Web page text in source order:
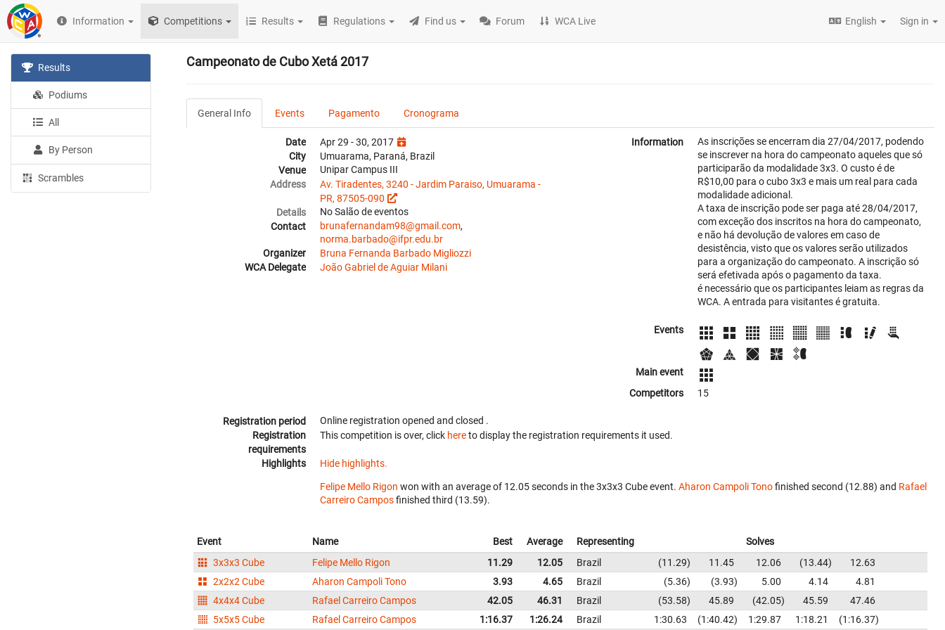
Information Competitions Results Regulations Find us Forum WCA Live English Sign in
Results
Podiums
All
By Person
Scrambles
Campeonato de Cubo Xetá 2017
General Info Events Pagamento Cronograma
Date
Apr 29 - 30, 2017
City
Umuarama, Paraná, Brazil
Venue
Unipar Campus III
Address
Av. Tiradentes, 3240 - Jardim Paraiso, Umuarama -
PR, 87505-090
Details
No Salão de eventos
Contact
brunafernandam98@gmail.com,
norma.barbado@ifpr.edu.br
Organizer
Bruna Fernanda Barbado Migliozzi
WCA Delegate
João Gabriel de Aguiar Milani
Information
As inscrições se encerram dia 27/04/2017, podendo
se inscrever na hora do campeonato aqueles que só
participarão da modalidade 3x3. O custo é de
R$10,00 para o cubo 3x3 e mais um real para cada
modalidade adicional.
A taxa de inscrição pode ser paga até 28/04/2017,
com exceção dos inscritos na hora do campeonato,
e não há devolução de valores em caso de
desistência, visto que os valores serão utilizados
para a organização do campeonato. A inscrição só
será efetivada após o pagamento da taxa.
é necessário que os participantes leiam as regras da
WCA. A entrada para visitantes é gratuita.
Events
Main event
Competitors
15
Registration period Online registration opened and closed .
Registration
requirements
This competition is over, click hereto display the registration requirements it used.
Highlights Hide highlights.
Felipe Mello Rigon won with an average of 12.05 seconds in the 3x3x3 Cube event. Aharon Campoli Tonofinished second (12.88) and Rafael
Carreiro Camposfinished third (13.59).
Event Name Best Average Representing
Solves
3x3x3 Cube
Felipe Mello Rigon 11.29 12.05 Brazil 11.29 11.45 12.06 13.44
12.63
2x2x2 Cube
Aharon Campoli Tono 3.93 4.65 Brazil 5.36 3.93 5.00 4.14
4.81
4x4x4 Cube
Rafael Carreiro Campos 42.05 46.31 Brazil 53.58 45.89 42.05 45.59
47.46
5x5x5 Cube
Rafael Carreiro Campos 1:16.37 1:26.24 Brazil 1:30.63 1:40.42 1:29.87 1:18.21 1:16.37